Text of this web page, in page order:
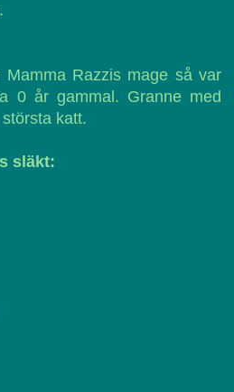
Razzis mage så var
0 år gammal. Granne med
katt.
släkt: